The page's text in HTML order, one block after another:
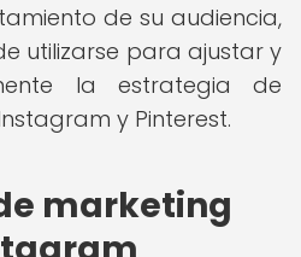
de su audiencia,
utilizarse para ajustar y
la estrategia de
y Pinterest.
marketing